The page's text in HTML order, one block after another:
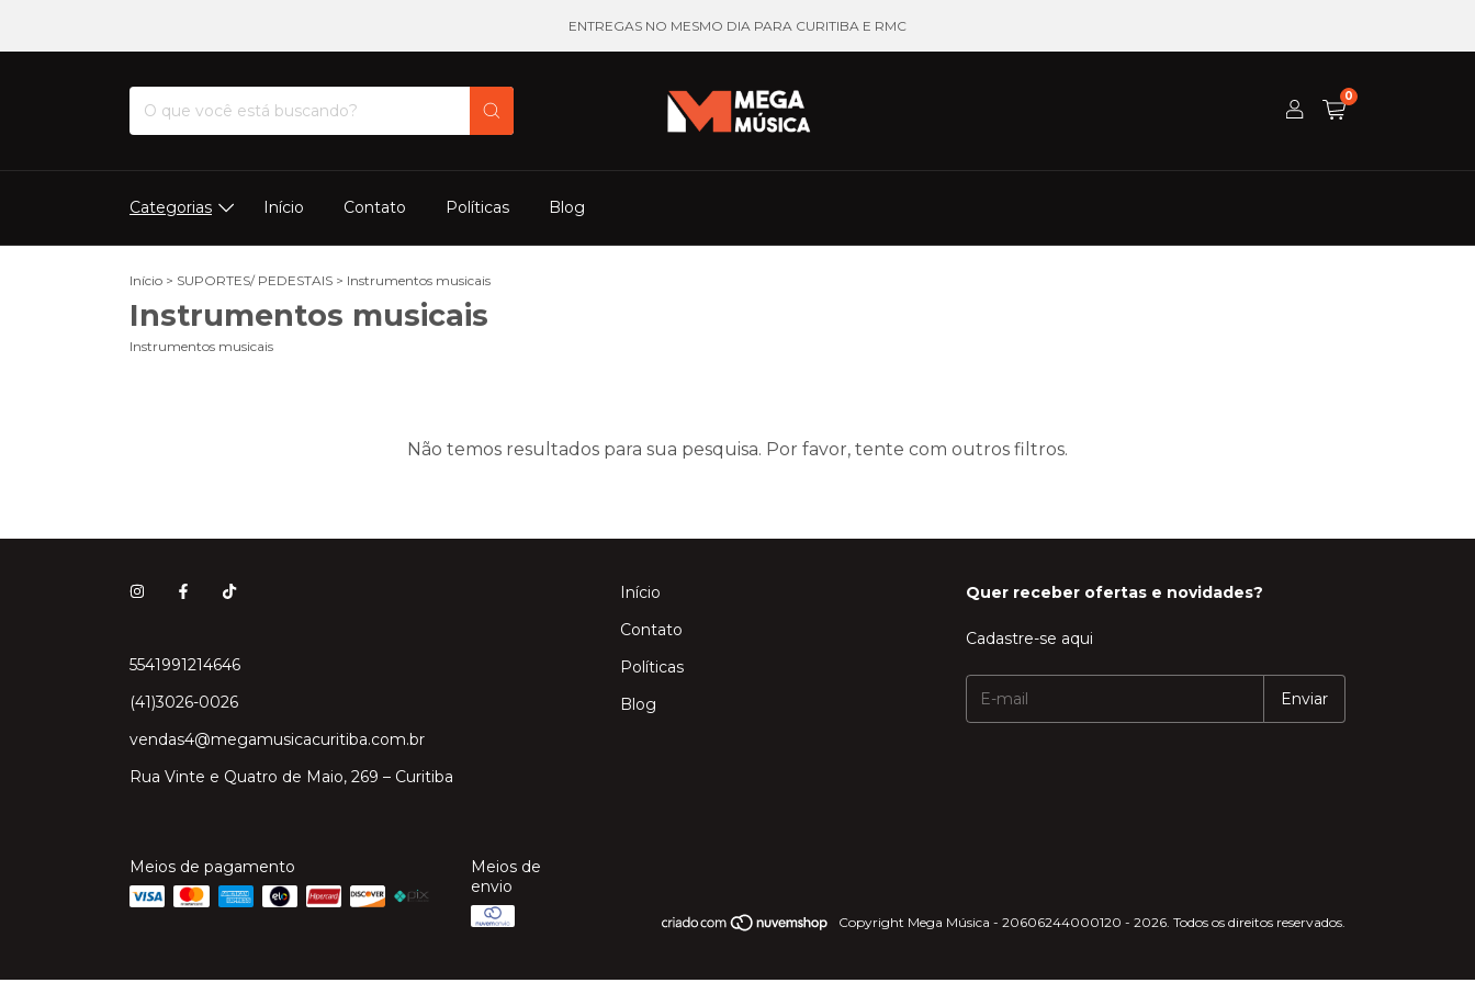
ENTREGAS NO MESMO DIA PARA CURITIBA E RMC
0
Categorias Início Contato Políticas Blog
Início > SUPORTES/ PEDESTAIS > Instrumentos musicais
Instrumentos musicais
Instrumentos musicais
Não temos resultados para sua pesquisa. Por favor, tente com outros filtros.
5541991214646
(41)3026-0026
vendas4@megamusicacuritiba.com.br
Rua Vinte e Quatro de Maio, 269 – Curitiba
Início
Contato
Políticas
Blog
Quer receber ofertas e novidades?
Cadastre-se aqui
Meios de pagamento
Meios de
envio
Copyright Mega Música - 20606244000120 - 2026. Todos os direitos reservados.